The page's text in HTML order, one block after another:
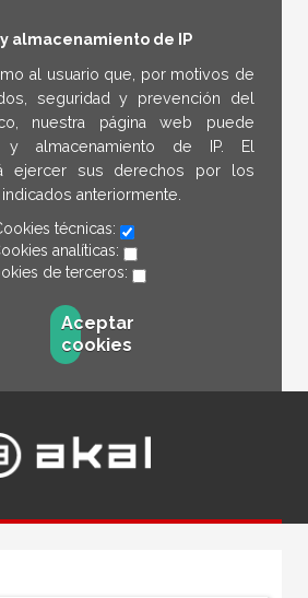
y almacenamiento de IP
al usuario que, por motivos de
seguridad y prevención del
nuestra página web puede
y almacenamiento de IP. El
ejercer sus derechos por los
anteriormente.
técnicas:
analíticas:
de terceros:
Aceptar
cookies